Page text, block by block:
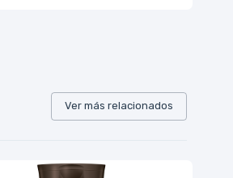
Ver más relacionados